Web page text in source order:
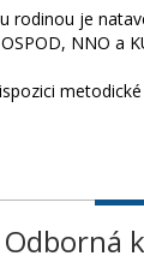
rodinou je
NNO a
Odborná